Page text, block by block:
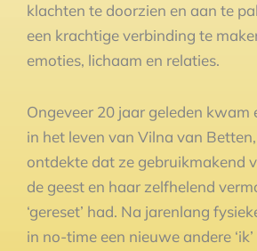
klachten te doorzien en aan te
een krachtige verbinding te
emoties, lichaam en relaties.
Ongeveer 20 jaar geleden kwam
in het leven van Vilna van
ontdekte dat ze gebruikmakend
de geest en haar zelfhelend
‘gereset’ had. Na jarenlang
in no-time een nieuwe andere